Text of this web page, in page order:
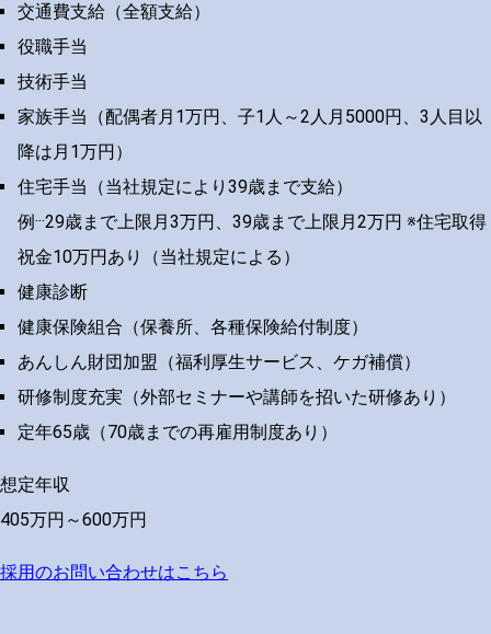
交通費支給（全額支給）
役職手当
技術手当
家族手当（配偶者月1万円、子1人～2人月5000円、3人目以
降は月1万円）
住宅手当（当社規定により39歳まで支給）
例···29歳まで上限月3万円、39歳まで上限月2万円 ※住宅取得
祝金10万円あり（当社規定による）
健康診断
健康保険組合（保養所、各種保険給付制度）
あんしん財団加盟（福利厚生サービス、ケガ補償）
研修制度充実（外部セミナーや講師を招いた研修あり）
定年65歳（70歳までの再雇用制度あり）
想定年収
405万円～600万円
採用のお問い合わせはこちら